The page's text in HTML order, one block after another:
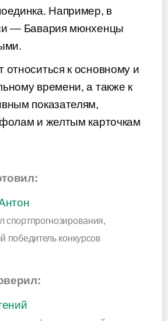
Например, в
— Бавария мюнхенцы
относиться к основному и
времени, а также к
показателям,
и желтым карточкам
спортпрогнозирования,
победитель конкурсов